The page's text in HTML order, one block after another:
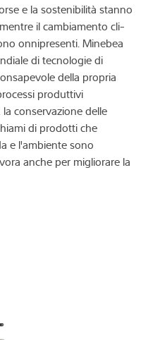
e la sostenibilità stanno
il cambiamento cli-
onnipresenti. Minebea
di tecnologie di
della propria
produttivi
conservazione delle
di prodotti che
e l'ambiente sono
anche per migliorare la